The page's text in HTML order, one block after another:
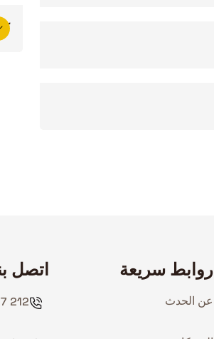
روابط سريعة
عن الحدث
اتصل
212 661-192597